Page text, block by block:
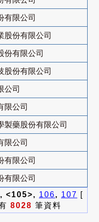
有限公司
股份有限公司
份有限公司
股份有限公司
公司
限公司
製藥股份有限公司
限公司
有限公司
有限公司
, <105>, 106, 107 [
8028 筆資料